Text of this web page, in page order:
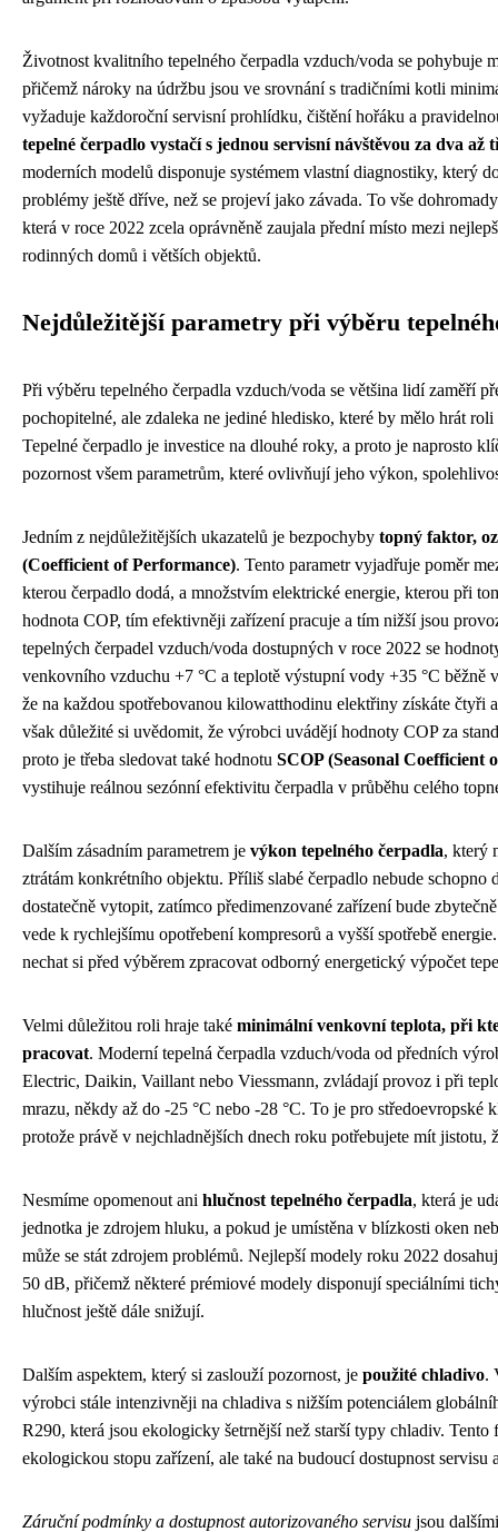
Životnost kvalitního tepelného čerpadla vzduch/voda se pohybuje
přičemž nároky na údržbu jsou ve srovnání s tradičními kotli
vyžaduje každoroční servisní prohlídku, čištění hořáku a
tepelné čerpadlo vystačí s jednou servisní návštěvou za dva až
moderních modelů disponuje systémem vlastní diagnostiky, který
problémy ještě dříve, než se projeví jako závada. To vše
která v roce 2022 zcela oprávněně zaujala přední místo mezi
rodinných domů i větších objektů.
Nejdůležitější parametry při výběru
Při výběru tepelného čerpadla vzduch/voda se většina lidí zaměří
pochopitelné, ale zdaleka ne jediné hledisko, které by mělo hrát
Tepelné čerpadlo je investice na dlouhé roky, a proto je naprosto
pozornost všem parametrům, které ovlivňují jeho výkon,
Jedním z nejdůležitějších ukazatelů je bezpochyby topný faktor,
(Coefficient of Performance). Tento parametr vyjadřuje poměr
kterou čerpadlo dodá, a množstvím elektrické energie, kterou při
hodnota COP, tím efektivněji zařízení pracuje a tím nižší jsou
tepelných čerpadel vzduch/voda dostupných v roce 2022 se
venkovního vzduchu +7 °C a teplotě výstupní vody +35 °C běžně
že na každou spotřebovanou kilowatthodinu elektřiny získáte čtyři
však důležité si uvědomit, že výrobci uvádějí hodnoty COP za
proto je třeba sledovat také hodnotu SCOP (Seasonal Coefficient
vystihuje reálnou sezónní efektivitu čerpadla v průběhu celého
Dalším zásadním parametrem je výkon tepelného čerpadla, který
ztrátám konkrétního objektu. Příliš slabé čerpadlo nebude schopno
dostatečně vytopit, zatímco předimenzované zařízení bude
vede k rychlejšímu opotřebení kompresorů a vyšší spotřebě
nechat si před výběrem zpracovat odborný energetický výpočet
Velmi důležitou roli hraje také minimální venkovní teplota, při
pracovat. Moderní tepelná čerpadla vzduch/voda od předních
Electric, Daikin, Vaillant nebo Viessmann, zvládají provoz i při
mrazu, někdy až do -25 °C nebo -28 °C. To je pro středoevropské
protože právě v nejchladnějších dnech roku potřebujete mít jistotu,
Nesmíme opomenout ani hlučnost tepelného čerpadla, která je
jednotka je zdrojem hluku, a pokud je umístěna v blízkosti oken
může se stát zdrojem problémů. Nejlepší modely roku 2022
50 dB, přičemž některé prémiové modely disponují speciálními
hlučnost ještě dále snižují.
Dalším aspektem, který si zaslouží pozornost, je použité chladivo.
výrobci stále intenzivněji na chladiva s nižším potenciálem
R290, která jsou ekologicky šetrnější než starší typy chladiv. Tento
ekologickou stopu zařízení, ale také na budoucí dostupnost servisu
Záruční podmínky a dostupnost autorizovaného servisu jsou